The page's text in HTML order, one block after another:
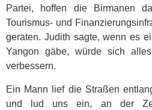
Partei, hoffen die Birmanen
Tourismus- und
geraten. Judith sagte, wenn es
Yangon gäbe, würde sich
verbessern.
Ein Mann lief die Straßen
und lud uns ein, an der